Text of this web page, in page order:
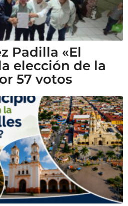
Padilla «El
elección de la
57 votos